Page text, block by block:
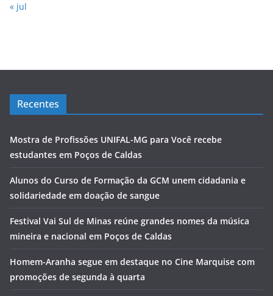
« jul
Recentes
Mostra de Profissões UNIFAL-MG para Você recebe
estudantes em Poços de Caldas
Alunos do Curso de Formação da GCM unem cidadania e
solidariedade em doação de sangue
Festival Vai Sul de Minas reúne grandes nomes da música
mineira e nacional em Poços de Caldas
Homem-Aranha segue em destaque no Cine Marquise com
promoções de segunda à quarta